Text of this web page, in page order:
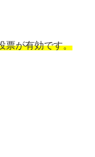
票が有効です。